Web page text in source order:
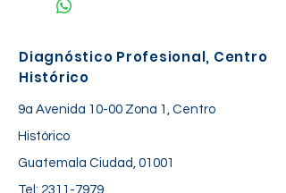
Diagnóstico Profesional, Centro
Histórico
9a Avenida 10-00 Zona 1, Centro
Histórico
Guatemala Ciudad, 01001
Tel: 2311-7979